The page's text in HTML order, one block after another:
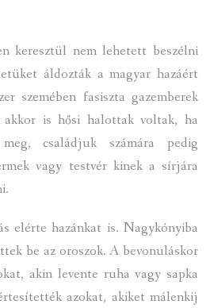
keresztül nem lehetett beszélni
áldozták a magyar hazáért
szemében fasiszta gazemberek
is hősi halottak voltak, ha
családjuk számára pedig
vagy testvér kinek a sírjára
elérte hazánkat is. Nagykónyiba
be az oroszok. A bevonuláskor
akin levente ruha vagy sapka
azokat, akiket málenkij